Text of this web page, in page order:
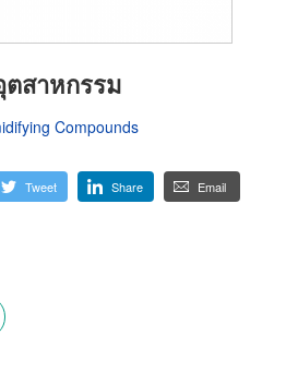
สาหกรรม
Compounds
Tweet Share Email